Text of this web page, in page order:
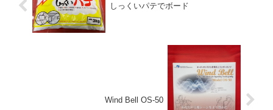
しっくいパテでボード
Wind Bell OS-50